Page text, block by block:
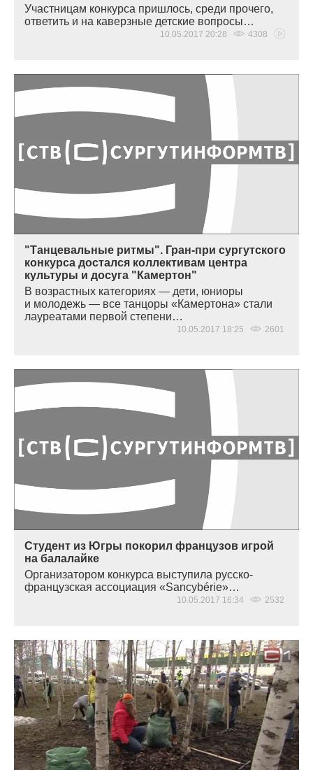
Участницам конкурса пришлось, среди прочего,
ответить и на каверзные детские вопросы…
10.05.2017 20:28 4308
"Танцевальные ритмы". Гран-при сургутского
конкурса достался коллективам центра
культуры и досуга "Камертон"
В возрастных категориях — дети, юниоры
и молодежь — все танцоры «Камертона» стали
лауреатами первой степени…
10.05.2017 18:25 2601
Студент из Югры покорил французов игрой
на балалайке
Организатором конкурса выступила русско-
французская ассоциация «Sancybérie»…
10.05.2017 16:34 2532